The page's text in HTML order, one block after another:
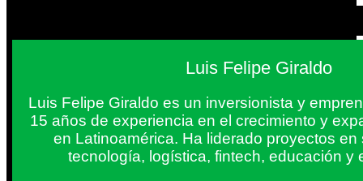
Luis Felipe Giraldo
Luis Felipe Giraldo es un inversionista y
15 años de experiencia en el crecimiento y
en Latinoamérica. Ha liderado proyectos en
tecnología, logística, fintech, educación y